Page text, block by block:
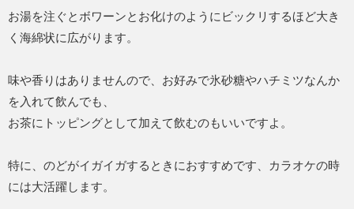
お湯を注ぐとボワーンとお化けのようにビックリするほど大き
く海綿状に広がります。
味や香りはありませんので、お好みで氷砂糖やハチミツなんか
を入れて飲んでも、
お茶にトッピングとして加えて飲むのもいいですよ。
特に、のどがイガイガするときにおすすめです、カラオケの時
には大活躍します。